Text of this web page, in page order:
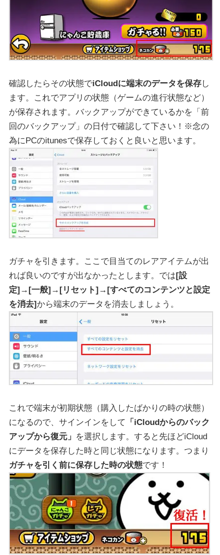
確認したらその状態でiCloudに端末のデータを保存し
ます。これでアプリの状態（ゲームの進行状態など）
が保存されます。バックアップができているかを「前
回のバックアップ」の日付で確認して下さい！※念の
為にPCのitunesで保存しておくと良いと思います。
ガチャを引きます。ここで目当てのレアアイテムが出
れば良いのですが出なかったとします。では[設
定]→[一般]→[リセット]→[すべてのコンテンツと設定
を消去]から端末のデータを消去しましょう。
これで端末が初期状態（購入したばかりの時の状態）
になるので、サインインをして
「iCloudからのバック
アップから復元」 を選択します。すると先ほどiCloud
にデータを保存した時と同じ状態になります。つまり
ガチャを引く前に保存した時の状態です！